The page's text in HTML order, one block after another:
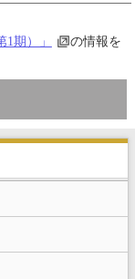
期）」
の情報を